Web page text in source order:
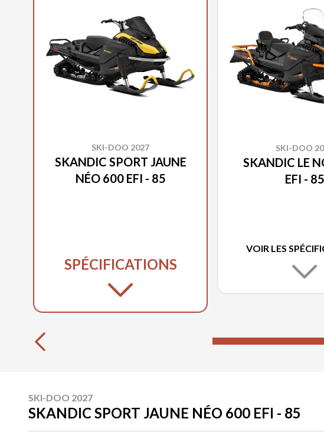
SKI-DOO 2027
SKANDIC SPORT JAUNE
NÉO 600 EFI - 85
SPÉCIFICATIONS
SKI-DOO
SKANDIC LE
EFI - 85
VOIR LES
SKI-DOO 2027
SKANDIC SPORT JAUNE NÉO 600 EFI - 85